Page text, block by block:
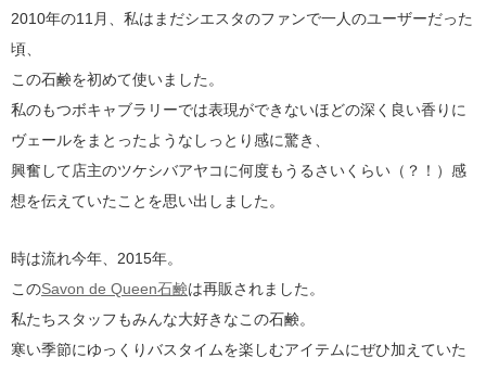
2010年の11月、私はまだシエスタのファンで一人のユーザーだった
頃、
この石鹸を初めて使いました。
私のもつボキャブラリーでは表現ができないほどの深く良い香りに
ヴェールをまとったようなしっとり感に驚き、
興奮して店主のツケシバアヤコに何度もうるさいくらい（？！）感
想を伝えていたことを思い出しました。
時は流れ今年、2015年。
このSavon de Queen石鹸は再販されました。
私たちスタッフもみんな大好きなこの石鹸。
寒い季節にゆっくりバスタイムを楽しむアイテムにぜひ加えていた